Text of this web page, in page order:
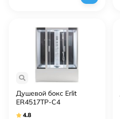
Душевой бокс Erlit
ER4517TP-C4
4.8